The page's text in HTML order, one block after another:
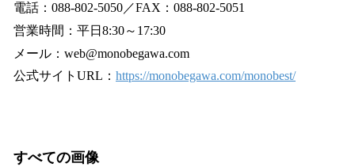
電話：088-802-5050／FAX：088-802-5051
営業時間：平日8:30～17:30
メール：web@monobegawa.com
公式サイトURL： https://monobegawa.com/monobest/
すべての画像